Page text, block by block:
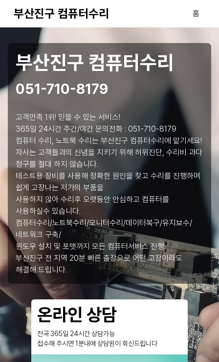
부산진구 컴퓨터수리 홈
부산진구 컴퓨터수리
051-710-8179
고객만족 1위! 믿을 수 있는 서비스!
365일 24시간 주간/야간 문의전화 : 051-710-8179
컴퓨터 수리, 노트북 수리는 부산진구 컴퓨터수리에 맡기세요!
자사는 고객들과의 신념을 지키기 위해 허위진단, 수리비 과다
청구를 절대 하지 않습니다.
테스트용 장비를 사용해 정확한 원인을 찾고 수리를 진행하며
쉽게 고장나는 저가의 부품을
사용하지 않아 수리후 오랫동안 안심하고 컴퓨터를
사용하실수 있습니다.
컴퓨터수리/노트북수리/모니터수리/데이터복구/유지보수/
네트워크 구축/
윈도우 설치 및 포맷까지 모든 컴퓨터서비스 진행.
부산진구 전 지역 20분 빠른 출장으로 어떤 고장이라도
해결해 드립니다.
온라인 상담
전국 365일 24시간 상담가능
접수해 주시면 1분내에 상담원이 회신드립니다